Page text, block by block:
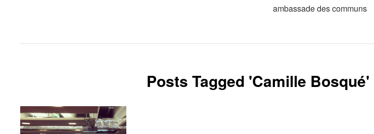
ambassade des communs
Posts Tagged 'Camille Bosqué'